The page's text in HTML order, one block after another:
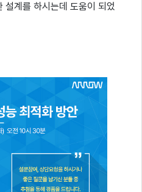
계를 하시는데 도움이 되었